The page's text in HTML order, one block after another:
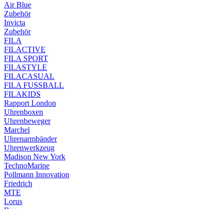
Air Blue
Zubehör
Invicta
Zubehör
FILA
FILACTIVE
FILA SPORT
FILASTYLE
FILACASUAL
FILA FUSSBALL
FILAKIDS
Rapport London
Uhrenboxen
Uhrenbeweger
Marchel
Uhrenarmbänder
Uhrenwerkzeug
Madison New York
TechnoMarine
Pollmann Innovation
Friedrich
MTE
Lorus